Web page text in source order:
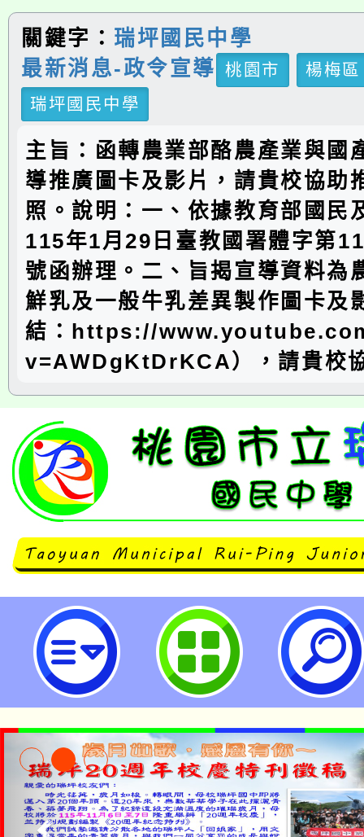
關鍵字： 瑞坪國民中學
最新消息-政令宣導
桃園市
楊梅區
瑞坪國民中學
主旨：函轉農業部酪農產業與國
導推廣圖卡及影片，請貴校協助
照。說明：一、依據教育部國民
115年1月29日臺教國署體字第
號函辦理。二、旨揭宣導資料為
鮮乳及一般牛乳差異製作圖卡及
結：https://
v=AWDgKtDrKCA），請貴校
農業部酪農產業與國產鮮乳相關宣
片-桃園市立瑞坪國民中學